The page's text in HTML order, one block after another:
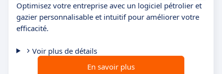
Optimisez votre entreprise avec un logiciel pétrolier et
gazier personnalisable et intuitif pour améliorer votre
efficacité.
Voir plus de détails
En savoir plus